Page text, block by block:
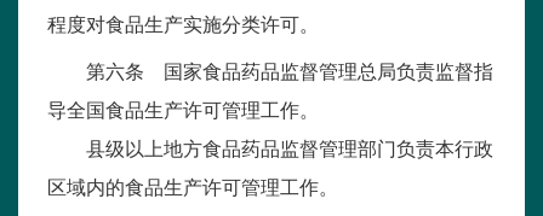
程度对食品生产实施分类许可。
第六条 国家食品药品监督管理总局负责监督指
导全国食品生产许可管理工作。
县级以上地方食品药品监督管理部门负责本行政
区域内的食品生产许可管理工作。